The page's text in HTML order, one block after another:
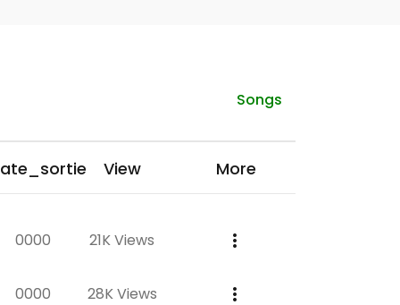
Songs
View More
0000 21K Views
0000 28K Views